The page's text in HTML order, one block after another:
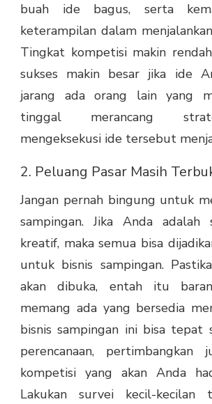
buah ide bagus, serta
keterampilan dalam
Tingkat kompetisi makin
sukses makin besar jika ide
jarang ada orang lain yang
tinggal merancang
mengeksekusi ide tersebut
2. Peluang Pasar Masih
Jangan pernah bingung untuk
sampingan. Jika Anda adalah
kreatif, maka semua bisa
untuk bisnis sampingan.
akan dibuka, entah itu
memang ada yang bersedia
bisnis sampingan ini bisa tepat
perencanaan, pertimbangkan
kompetisi yang akan Anda
Lakukan survei kecil-kecilan